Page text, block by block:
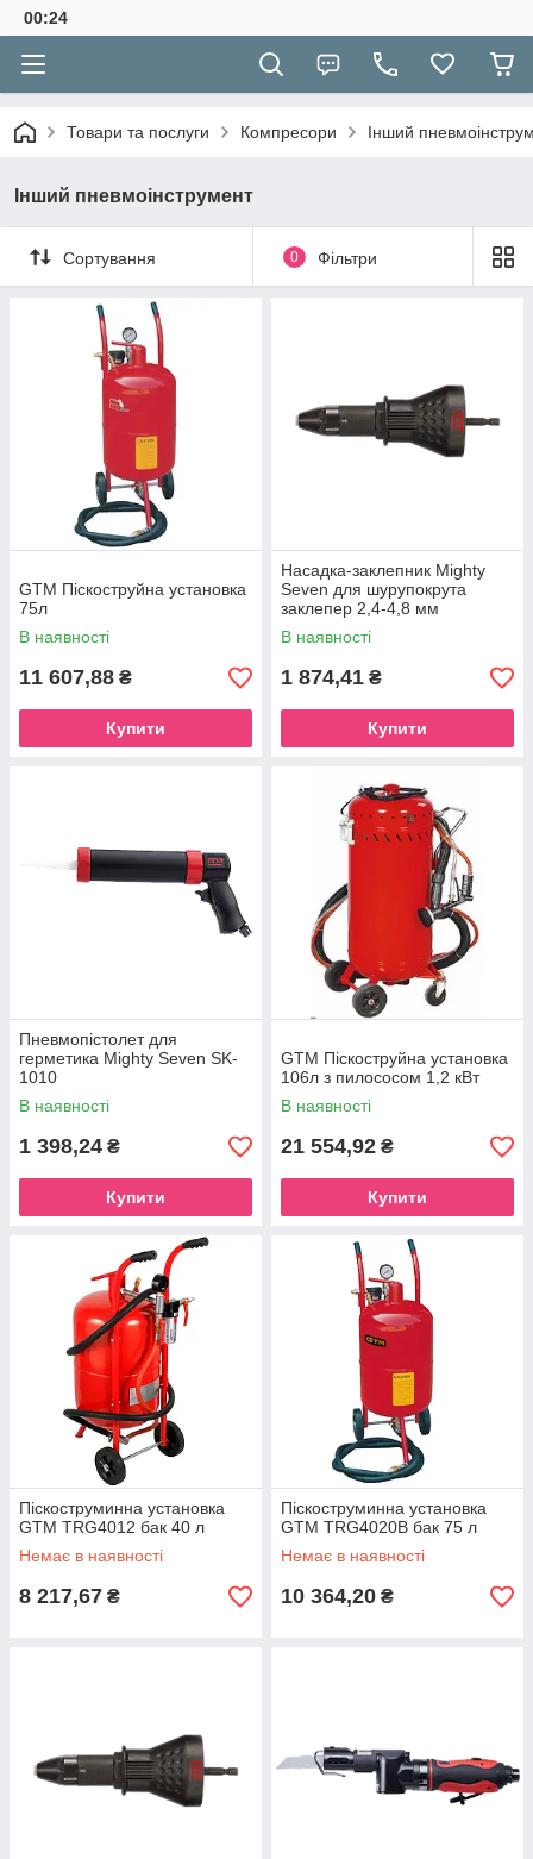
00:24
Товари та послуги Компресори Інший
Інший пневмоінструмент
Сортування 0 Фільтри
GTM Піскоструйна установка
75л
В наявності
11 607,88 ₴
Купити
Насадка-заклепник Mighty
Seven для шурупокрута
заклепер 2,4-4,8 мм
В наявності
1 874,41 ₴
Купити
Пневмопістолет для
герметика Mighty Seven SK-
1010
В наявності
1 398,24 ₴
Купити
GTM Піскоструйна установка
106л з пилососом 1,2 кВт
В наявності
21 554,92 ₴
Купити
Піскоструминна установка
GTM TRG4012 бак 40 л
Немає в наявності
8 217,67 ₴
Піскоструминна установка
GTM TRG4020B бак 75 л
Немає в наявності
10 364,20 ₴